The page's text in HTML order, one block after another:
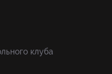
клуба